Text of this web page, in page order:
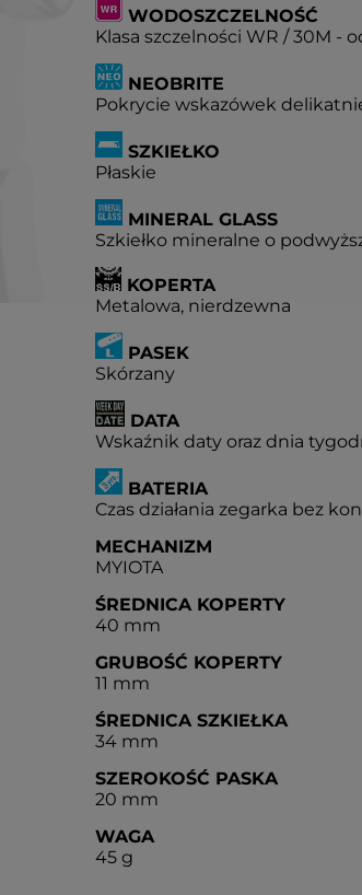
WODOSZCZELNOŚĆ
Klasa szczelności WR / 30M -
NEOBRITE
Pokrycie wskazówek
SZKIEŁKO
Płaskie
MINERAL GLASS
Szkiełko mineralne o
KOPERTA
Metalowa, nierdzewna
PASEK
Skórzany
DATA
Wskaźnik daty oraz dnia
BATERIA
Czas działania zegarka bez
MECHANIZM
MYIOTA
ŚREDNICA KOPERTY
40 mm
GRUBOŚĆ KOPERTY
11 mm
ŚREDNICA SZKIEŁKA
34 mm
SZEROKOŚĆ PASKA
20 mm
WAGA
45 g